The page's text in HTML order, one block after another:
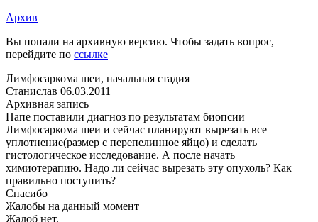
Архив
Вы попали на архивную версию. Чтобы задать вопрос,
перейдите по ссылке
Лимфосаркома шеи, начальная стадия
Станислав 06.03.2011
Архивная запись
Папе поставили диагноз по результатам биопсии
Лимфосаркома шеи и сейчас планируют вырезать все
уплотнение(размер с перепелинное яйцо) и сделать
гистологическое исследование. А после начать
химиотерапию. Надо ли сейчас вырезать эту опухоль? Как
правильно поступить?
Спасибо
Жалобы на данный момент
Жалоб нет.